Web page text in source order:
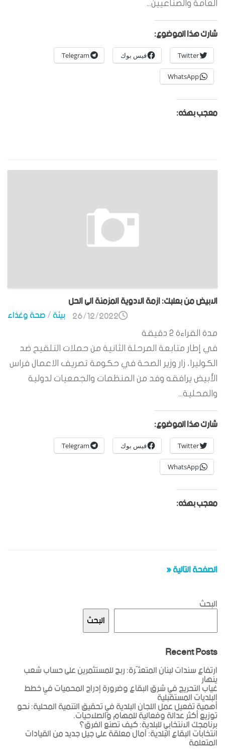
العامة والصناعيين...
شارك هذا الموضوع:
Twitter فيس بوك Telegram
WhatsApp
معجب بهذه:
الابيض من بعلبك: ازمة الادوية المزمنة الى الحل
بيئة/صحة وغذاء 26/12/2022
مدة القراءة 2 دقيقة
في إطار متابعة المرحلة الثانية من حملات التلقيح ضد
الكوليرا، زار وزير الصحة في حكومة تصريف الاعمال فراس
الأبيض يرافقه وفد من المنظمات والجمعيات لدولية
والمحلية...
شارك هذا الموضوع:
Twitter فيس بوك Telegram
WhatsApp
معجب بهذه:
الصفحة التالية «
البحث
البحث
Recent Posts
ارتفاع سندات لبنان المتعثّرة: ربح للمستثمرين على حساب شعب
ينهار
غياب التحريج في شرق البقاع وضرورة إدراج المحميات في خطط
البلديات المستقبلية
أهمية تفعيل عمل اللجان البلدية في تحقيق التنمية المحلية: نحو
توزيع أكثر عدالة وفعالية للمهام والصلاحيات.
برنامجك الانتخابي للبلدية: كيف تصنع الفرق؟
انتخابات البقاع البلدية: آمال معلقة على جيل جديد من القيادات
المتعلمة